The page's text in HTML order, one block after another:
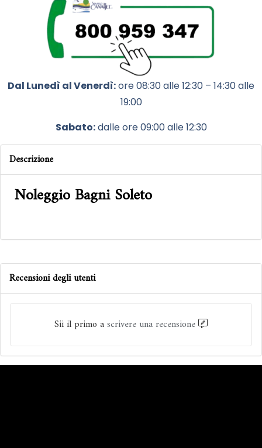
Dal Lunedì al Venerdì:ore 08:30 alle 12:30 – 14:30 alle
19:00
Sabato:dalle ore 09:00 alle 12:30
Descrizione
Noleggio Bagni Soleto
Recensioni degli utenti
Sii il primo ascrivere una recensione